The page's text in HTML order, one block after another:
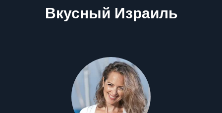
Вкусный Израиль